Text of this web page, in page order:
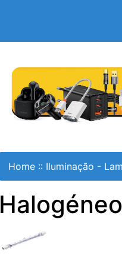
Home :: Iluminação -
Halogéneo